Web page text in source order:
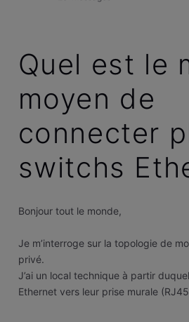
Quel est le
moyen de
connecter
switchs
Bonjour tout le monde,
Je m’interroge sur la topologie de
privé.
J’ai un local technique à partir
Ethernet vers leur prise murale